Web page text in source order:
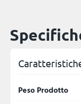
Peso Prodotto